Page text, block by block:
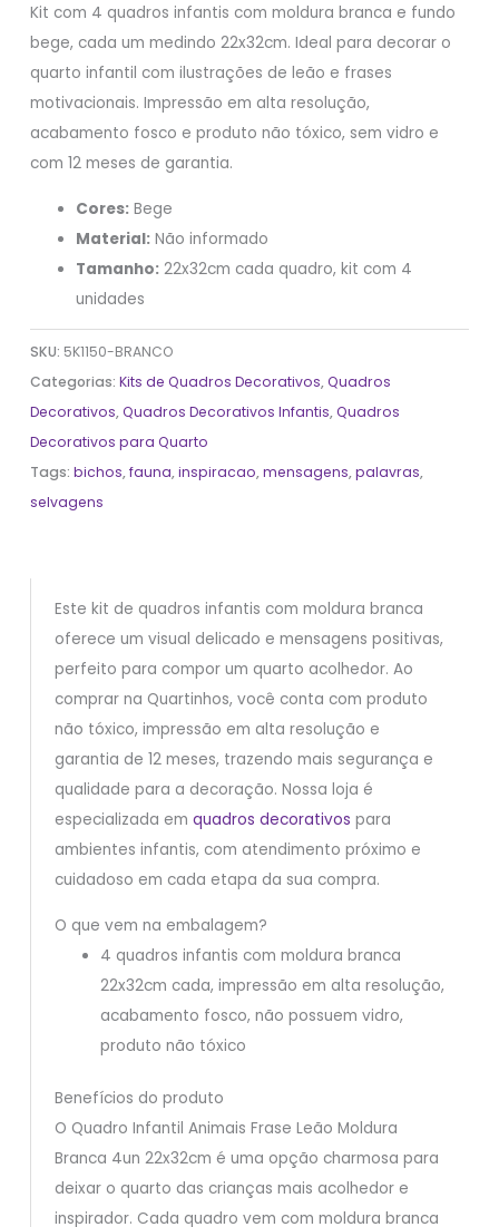
Kit com 4 quadros infantis com moldura branca e fundo
bege, cada um medindo 22x32cm. Ideal para decorar o
quarto infantil com ilustrações de leão e frases
motivacionais. Impressão em alta resolução,
acabamento fosco e produto não tóxico, sem vidro e
com 12 meses de garantia.
Cores: Bege
Material: Não informado
Tamanho: 22x32cm cada quadro, kit com 4
unidades
SKU: 5K1150-BRANCO
Categorias:Kits de Quadros Decorativos,Quadros
Decorativos,Quadros Decorativos Infantis,Quadros
Decorativos para Quarto
Tags:bichos,fauna,inspiracao,mensagens,palavras,
selvagens
Este kit de quadros infantis com moldura branca
oferece um visual delicado e mensagens positivas,
perfeito para compor um quarto acolhedor. Ao
comprar na Quartinhos, você conta com produto
não tóxico, impressão em alta resolução e
garantia de 12 meses, trazendo mais segurança e
qualidade para a decoração. Nossa loja é
especializada em quadros decorativos para
ambientes infantis, com atendimento próximo e
cuidadoso em cada etapa da sua compra.
O que vem na embalagem?
4 quadros infantis com moldura branca
22x32cm cada, impressão em alta resolução,
acabamento fosco, não possuem vidro,
produto não tóxico
Benefícios do produto
O Quadro Infantil Animais Frase Leão Moldura
Branca 4un 22x32cm é uma opção charmosa para
deixar o quarto das crianças mais acolhedor e
inspirador. Cada quadro vem com moldura branca